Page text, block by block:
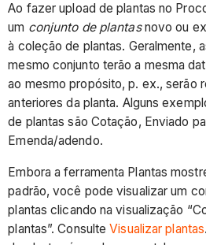
Ao fazer upload de plantas no
um conjunto de plantasnovo ou
à coleção de plantas. Geralmente,
mesmo conjunto terão a mesma
ao mesmo propósito, p. ex., serão
anteriores da planta. Alguns
de plantas são Cotação, Enviado
Emenda/adendo.
Embora a ferramenta Plantas
padrão, você pode visualizar um
plantas clicando na visualização
plantas”. ConsulteVisualizar plantas